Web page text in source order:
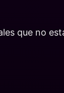
que no